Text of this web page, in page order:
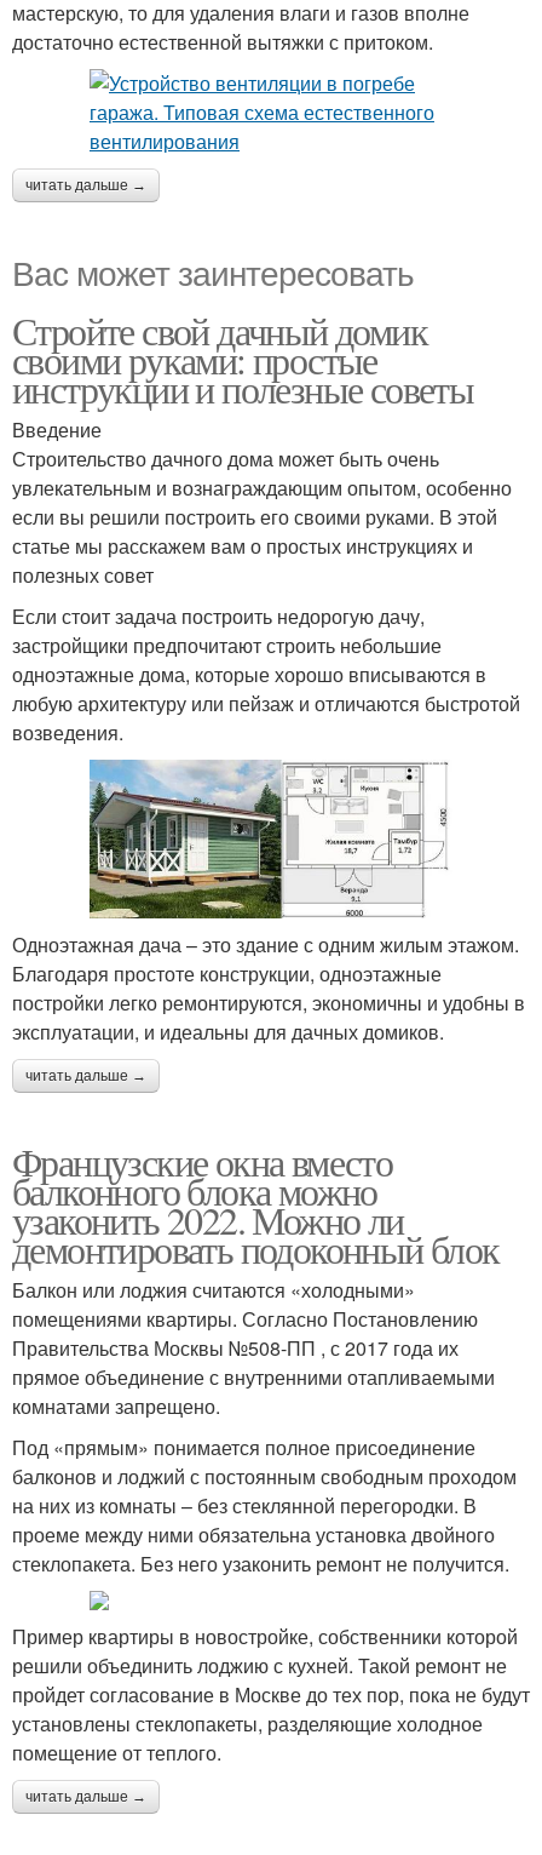
мастерскую, то для удаления влаги и газов вполне
достаточно естественной вытяжки с притоком.
читать дальше →
Вас может заинтересовать
Стройте свой дачный домик
своими руками: простые
инструкции и полезные советы
Введение
Строительство дачного дома может быть очень
увлекательным и вознаграждающим опытом, особенно
если вы решили построить его своими руками. В этой
статье мы расскажем вам о простых инструкциях и
полезных совет
Если стоит задача построить недорогую дачу,
застройщики предпочитают строить небольшие
одноэтажные дома, которые хорошо вписываются в
любую архитектуру или пейзаж и отличаются быстротой
возведения.
Одноэтажная дача – это здание с одним жилым этажом.
Благодаря простоте конструкции, одноэтажные
постройки легко ремонтируются, экономичны и удобны в
эксплуатации, и идеальны для дачных домиков.
читать дальше →
Французские окна вместо
балконного блока можно
узаконить 2022. Можно ли
демонтировать подоконный блок
Балкон или лоджия считаются «холодными»
помещениями квартиры. Согласно Постановлению
Правительства Москвы №508-ПП , с 2017 года их
прямое объединение с внутренними отапливаемыми
комнатами запрещено.
Под «прямым» понимается полное присоединение
балконов и лоджий с постоянным свободным проходом
на них из комнаты – без стеклянной перегородки. В
проеме между ними обязательна установка двойного
стеклопакета. Без него узаконить ремонт не получится.
Пример квартиры в новостройке, собственники которой
решили объединить лоджию с кухней. Такой ремонт не
пройдет согласование в Москве до тех пор, пока не будут
установлены стеклопакеты, разделяющие холодное
помещение от теплого.
читать дальше →